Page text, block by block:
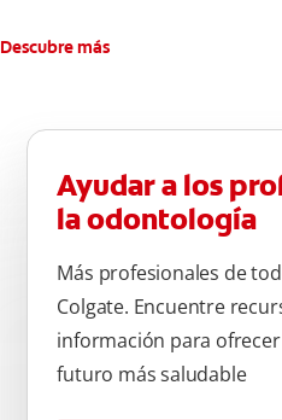
Descubre más
Ayudar a los
la odontología
Más profesionales de
Colgate. Encuentre
información para
futuro más saludable